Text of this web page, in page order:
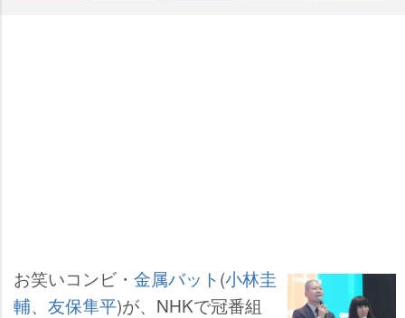
お笑いコンビ・ 金属バット(小林圭
輔、 友保隼平)が、NHKで冠番組